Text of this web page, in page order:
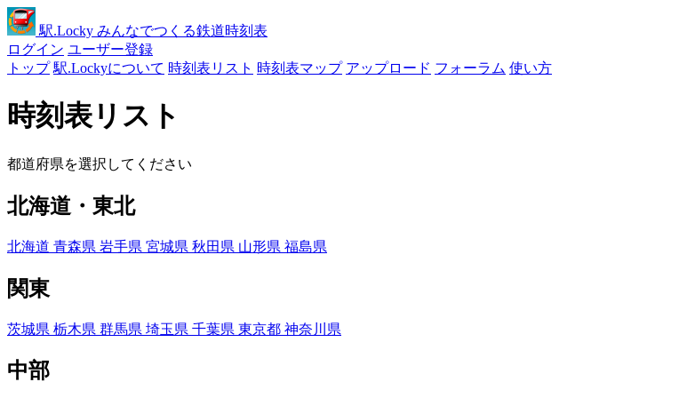
駅.Locky みんなでつくる鉄道時刻表
ログイン ユーザー登録
トップ 駅.Lockyについて 時刻表リスト 時刻表マップ アップロード フォーラム 使い方
時刻表リスト
都道府県を選択してください
北海道・東北
北海道 青森県 岩手県 宮城県 秋田県 山形県 福島県
関東
茨城県 栃木県 群馬県 埼玉県 千葉県 東京都 神奈川県
中部